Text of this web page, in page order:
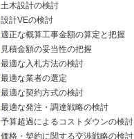
土木設計の検討
設計VEの検討
適正な概算工事金額の算定と把握
見積金額の妥当性の把握
最適な入札方法の検討
最適な業者の選定
最適な契約方式の検討
最適な発注・調達戦略の検討
予算超過によるコストダウンの検討
価格・契約に関する交渉戦略の検討